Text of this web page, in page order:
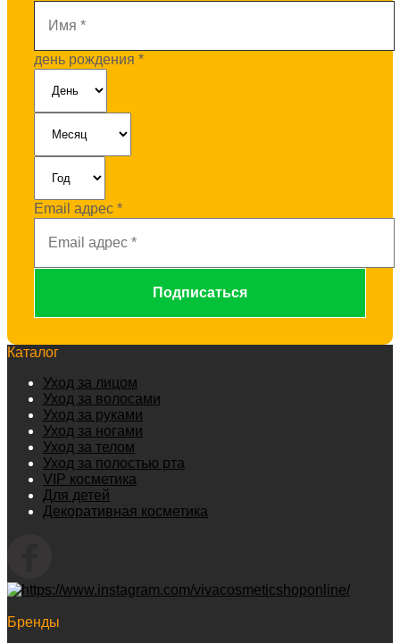
день рождения *
Email адрес *
Каталог
Уход за лицом
Уход за волосами
Уход за руками
Уход за ногами
Уход за телом
Уход за полостью рта
VIP косметика
Для детей
Декоративная косметика
Бренды